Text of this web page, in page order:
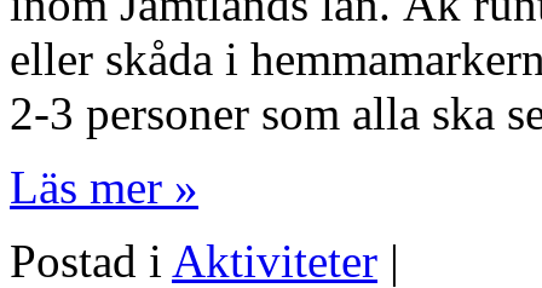
eller skåda i
2-3 personer som alla ska
Läs mer »
Postad i Aktiviteter |